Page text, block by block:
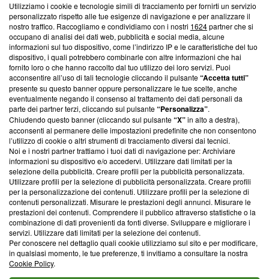
Questa sezione offre informazioni trasparenti su Blasting
News, sui nostri processi editoriali e su come ci impegniamo a
creare news di qualità. Inoltre, afferma la nostra aderenza a
‘Trust Project - News with Integrity’Blasting News non è
ancora membro del programma, ma ha richiesto di farne
parte; Trust Project non ha ancora effettuato una verifica di
conformità agli standard.
Su di noi
Team editoriale
Corporate
Redazione
Informativa Privacy
Cookie Policy
Blasting SA, IDI CHE-247.845.224, Via Carlo Frasca, 3 - 6900
Lugano (Svizzera) Tel:+39 0690258937
© 2026 Blasting News
Utilizziamo i cookie e tecnologie simili di tracciamento per fornirti un servizio
personalizzato rispetto alle tue esigenze di navigazione e per analizzare il
nostro traffico. Raccogliamo e condividiamo con i nostri 1624partner che si
occupano di analisi dei dati web, pubblicità e social media, alcune
informazioni sul tuo dispositivo, come l’indirizzo IP e le caratteristiche del tuo
dispositivo, i quali potrebbero combinarle con altre informazioni che hai
fornito loro o che hanno raccolto dal tuo utilizzo dei loro servizi. Puoi
acconsentire all’uso di tali tecnologie cliccando il pulsante“Accetta tutti”
presente su questo banner oppure personalizzare le tue scelte, anche
eventualmente negando il consenso al trattamento dei dati personali da
parte dei partner terzi, cliccando sul pulsante“Personalizza”.
Chiudendo questo banner (cliccando sul pulsante“X”in alto a destra),
acconsenti al permanere delle impostazioni predefinite che non consentono
l’utilizzo di cookie o altri strumenti di tracciamento diversi dai tecnici.
Noi e i nostri partner trattiamo i tuoi dati di navigazione per: Archiviare
informazioni su dispositivo e/o accedervi. Utilizzare dati limitati per la
selezione della pubblicità. Creare profili per la pubblicità personalizzata.
Utilizzare profili per la selezione di pubblicità personalizzata. Creare profili
per la personalizzazione dei contenuti. Utilizzare profili per la selezione di
contenuti personalizzati. Misurare le prestazioni degli annunci. Misurare le
prestazioni dei contenuti. Comprendere il pubblico attraverso statistiche o la
combinazione di dati provenienti da fonti diverse. Sviluppare e migliorare i
servizi. Utilizzare dati limitati per la selezione dei contenuti.
Per conoscere nel dettaglio quali cookie utilizziamo sul sito e per modificare,
in qualsiasi momento, le tue preferenze, ti invitiamo a consultare la nostra
Cookie Policy.